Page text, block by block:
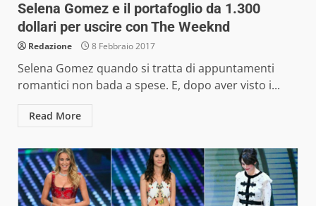
Selena Gomez e il portafoglio da 1.300
dollari per uscire con The Weeknd
Redazione 8 Febbraio 2017
Selena Gomez quando si tratta di appuntamenti
romantici non bada a spese. E, dopo aver visto i...
Read More